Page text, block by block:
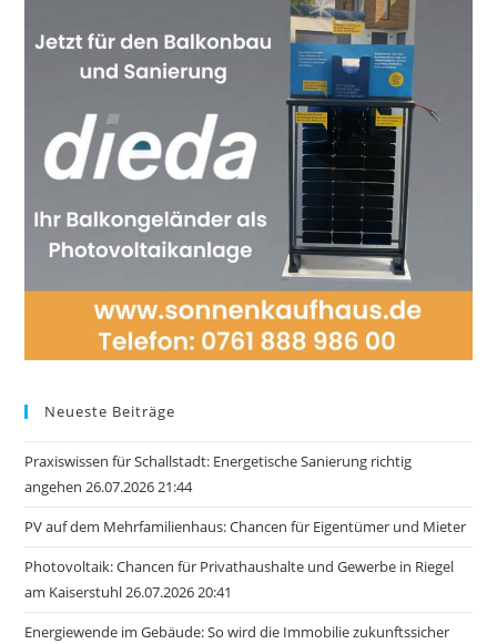
Neueste Beiträge
Praxiswissen für Schallstadt: Energetische Sanierung richtig
angehen 26.07.2026 21:44
PV auf dem Mehrfamilienhaus: Chancen für Eigentümer und Mieter
Photovoltaik: Chancen für Privathaushalte und Gewerbe in Riegel
am Kaiserstuhl 26.07.2026 20:41
Energiewende im Gebäude: So wird die Immobilie zukunftssicher